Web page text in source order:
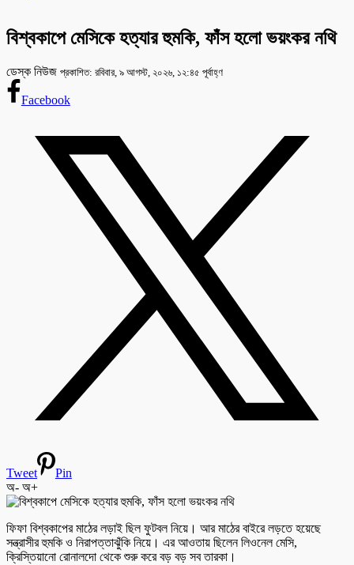
বিশ্বকাপে মেসিকে হত্যার হুমকি, ফাঁস হলো ভয়ংকর নথি
ডেস্ক নিউজ প্রকাশিত: রবিবার, ৯ আগস্ট, ২০২৬, ১২:৪৫ পূর্বাহ্ণ
Facebook
Tweet
Pin
অ- অ+
ফিফা বিশ্বকাপের মাঠের লড়াই ছিল ফুটবল নিয়ে। আর মাঠের বাইরে লড়তে হয়েছে
সন্ত্রাসীর হুমকি ও নিরাপত্তাঝুঁকি নিয়ে। এর আওতায় ছিলেন লিওনেল মেসি,
ক্রিস্তিয়ানো রোনালদো থেকে শুরু করে বড় বড় সব তারকা।